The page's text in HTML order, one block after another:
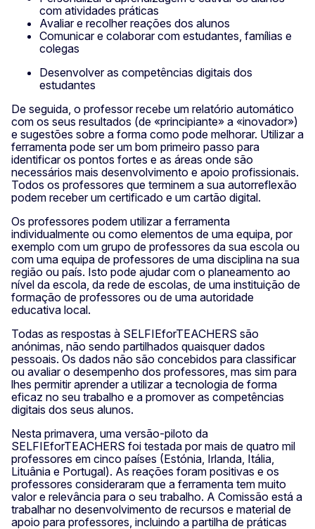
com atividades práticas
Avaliar e recolher reações dos alunos
Comunicar e colaborar com estudantes, famílias e
colegas
Desenvolver as competências digitais dos
estudantes
De seguida, o professor recebe um relatório automático
com os seus resultados (de «principiante» a «inovador»)
e sugestões sobre a forma como pode melhorar. Utilizar a
ferramenta pode ser um bom primeiro passo para
identificar os pontos fortes e as áreas onde são
necessários mais desenvolvimento e apoio profissionais.
Todos os professores que terminem a sua autorreflexão
podem receber um certificado e um cartão digital.
Os professores podem utilizar a ferramenta
individualmente ou como elementos de uma equipa, por
exemplo com um grupo de professores da sua escola ou
com uma equipa de professores de uma disciplina na sua
região ou país. Isto pode ajudar com o planeamento ao
nível da escola, da rede de escolas, de uma instituição de
formação de professores ou de uma autoridade
educativa local.
Todas as respostas à SELFIEforTEACHERS são
anónimas, não sendo partilhados quaisquer dados
pessoais. Os dados não são concebidos para classificar
ou avaliar o desempenho dos professores, mas sim para
lhes permitir aprender a utilizar a tecnologia de forma
eficaz no seu trabalho e a promover as competências
digitais dos seus alunos.
Nesta primavera, uma versão-piloto da
SELFIEforTEACHERS foi testada por mais de quatro mil
professores em cinco países (Estónia, Irlanda, Itália,
Lituânia e Portugal). As reações foram positivas e os
professores consideraram que a ferramenta tem muito
valor e relevância para o seu trabalho. A Comissão está a
trabalhar no desenvolvimento de recursos e material de
apoio para professores, incluindo a partilha de práticas